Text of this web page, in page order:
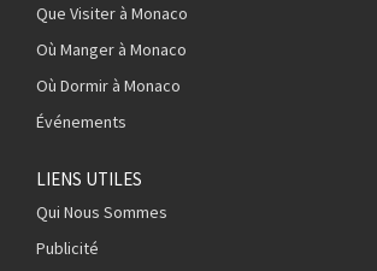
Que Visiter à Monaco
Où Manger à Monaco
Où Dormir à Monaco
Événements
LIENS UTILES
Qui Nous Sommes
Publicité